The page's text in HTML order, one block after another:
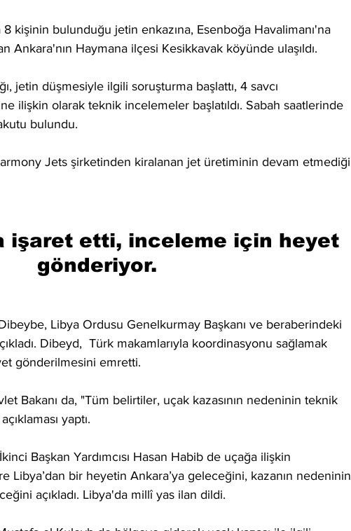
kişinin bulunduğu jetin enkazına, Esenboğa Havalimanı'na
Ankara'nın Haymana ilçesi Kesikkavak köyünde ulaşıldı.
jetin düşmesiyle ilgili soruşturma başlattı, 4 savcı
ilişkin olarak teknik incelemeler başlatıldı. Sabah saatlerinde
bulundu.
Jets şirketinden kiralanan jet üretiminin devam etmediği
işaret etti, inceleme için heyet
gönderiyor.
Libya Ordusu Genelkurmay Başkanı ve beraberindeki
Dibeyd,  Türk makamlarıyla koordinasyonu sağlamak
gönderilmesini emretti.
Bakanı da, "Tüm belirtiler, uçak kazasının nedeninin teknik
yaptı.
Başkan Yardımcısı Hasan Habib de uçağa ilişkin
Libya’dan bir heyetin Ankara’ya geleceğini, kazanın nedeninin
açıkladı. Libya'da millî yas ilan dildi.